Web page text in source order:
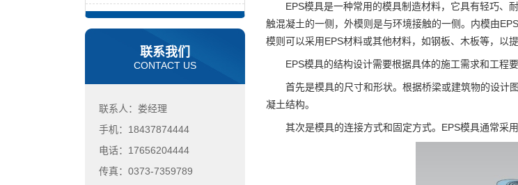
联系我们
CONTACT US
联系人：娄经理
手机：18437874444
电话：17656204444
传真：0373-7359789
EPS模具是一种常用的模具制造材料，它具有轻巧、
触混凝土的一侧，外模则是与环境接触的一侧。内模由
模则可以采用EPS材料或其他材料，如钢板、木板等，以
EPS模具的结构设计需要根据具体的施工需求和工程要
首先是模具的尺寸和形状。根据桥梁或建筑物的设计
凝土结构。
其次是模具的连接方式和固定方式。EPS模具通常采用